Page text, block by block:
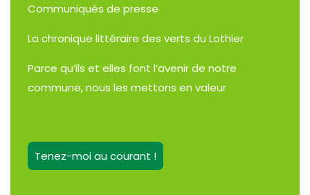
Communiqués de presse
La chronique littéraire des verts du Lothier
Parce qu’ils et elles font l’avenir de notre
commune, nous les mettons en valeur
Tenez-moi au courant !